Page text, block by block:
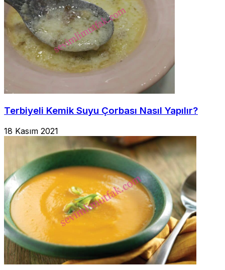
Terbiyeli Kemik Suyu Çorbası Nasıl Yapılır?
18 Kasım 2021